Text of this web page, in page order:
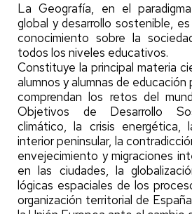
La Geografía, en el
global y desarrollo sostenible,
conocimiento sobre la
todos los niveles educativos.
Constituye la principal materia
alumnos y alumnas de educación
comprendan los retos del
Objetivos de Desarrollo
climático, la crisis energética,
interior peninsular, la
envejecimiento y migraciones
en las ciudades, la
lógicas espaciales de los
organización territorial de